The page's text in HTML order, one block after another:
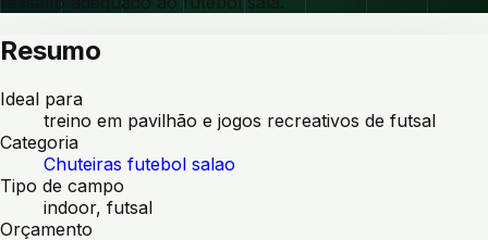
Resumo
Ideal para
treino em pavilhão e jogos recreativos de futsal
Categoria
Chuteiras futebol salao
Tipo de campo
indoor, futsal
Orçamento